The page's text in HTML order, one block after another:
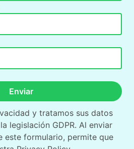
Enviar
y tratamos sus datos
legislación GDPR. Al enviar
este formulario, permite que